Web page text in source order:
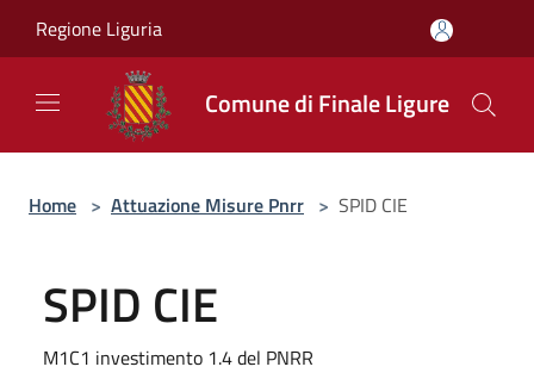
Regione Liguria
Comune di Finale Ligure
Home > Attuazione Misure Pnrr > SPID CIE
SPID CIE
M1C1 investimento 1.4 del PNRR